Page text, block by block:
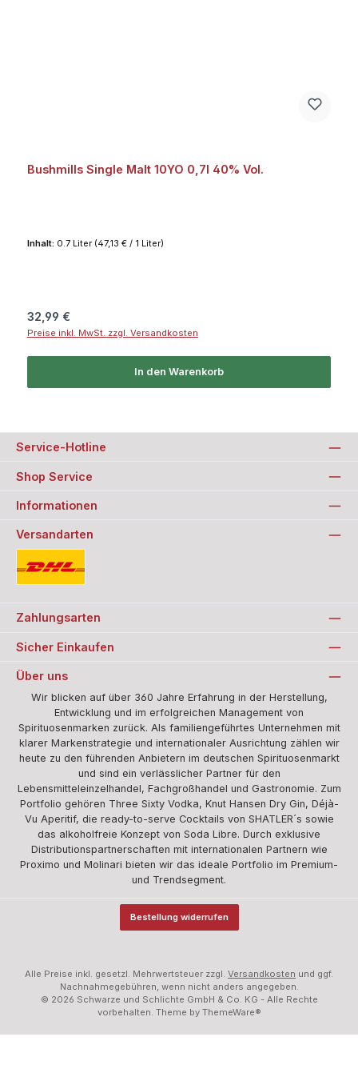
Bushmills Single Malt 10YO 0,7l 40% Vol.
Inhalt: 0.7 Liter (47,13 € / 1 Liter)
Regulärer Preis:
32,99 €
Preise inkl. MwSt. zzgl. Versandkosten
In den Warenkorb
Service-Hotline
Shop Service
Informationen
Versandarten
Zahlungsarten
Sicher Einkaufen
Über uns
Wir blicken auf über 360 Jahre Erfahrung in der Herstellung,
Entwicklung und im erfolgreichen Management von
Spirituosenmarken zurück. Als familiengeführtes Unternehmen mit
klarer Markenstrategie und internationaler Ausrichtung zählen wir
heute zu den führenden Anbietern im deutschen Spirituosenmarkt
und sind ein verlässlicher Partner für den
Lebensmitteleinzelhandel, Fachgroßhandel und Gastronomie. Zum
Portfolio gehören Three Sixty Vodka, Knut Hansen Dry Gin, Déjà-
Vu Aperitif, die ready-to-serve Cocktails von SHATLER´s sowie
das alkoholfreie Konzept von Soda Libre. Durch exklusive
Distributionspartnerschaften mit internationalen Partnern wie
Proximo und Molinari bieten wir das ideale Portfolio im Premium-
und Trendsegment.
Bestellung widerrufen
Alle Preise inkl. gesetzl. Mehrwertsteuer zzgl. Versandkosten und ggf.
Nachnahmegebühren, wenn nicht anders angegeben.
© 2026 Schwarze und Schlichte GmbH & Co. KG - Alle Rechte
vorbehalten. Theme by ThemeWare®